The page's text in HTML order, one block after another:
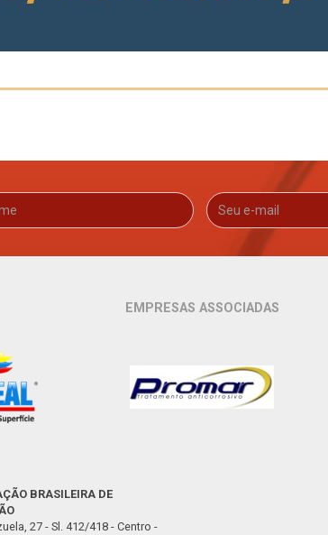
EMPRESAS ASSOCIADAS
BRASILEIRA DE
27 - Sl. 412/418 - Centro -